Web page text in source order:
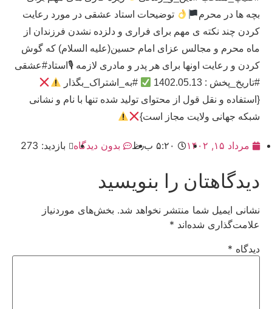
بچه ها در محرم
توضیحات استاد عشقی در مورد رعایت
کردن چند نکته ی مهم برای فراری و دلزده نشدن فرزندان از
ماه محرم و مجالس عزای امام حسین(علیه السلام) که گوش
کردن و رعایت اونها برای هر پدر و مادری لازمه 🎙استاد#عشقی
#تاریخ_پخش : 1402.05.13
#به_اشتراک_بگذار
{استفاده و نقل قول از محتوای تولید شده تنها با نام و نشانی
شبکه جهانی ولایت مجاز است}
مرداد ۱۵, ۱۴۰۲ ۵:۲۰ ب٫ظ بدون دیدگاه بازدید: 273
دیدگاهتان را بنویسید
نشانی ایمیل شما منتشر نخواهد شد. بخش‌های موردنیاز
علامت‌گذاری شده‌اند *
دیدگاه *